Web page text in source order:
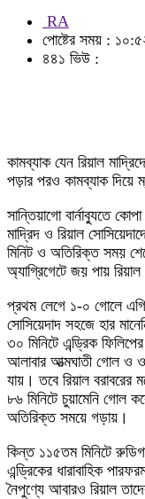
RA
পোষ্টের সময় :
৪৪১ ভিউ :
কামব্যাক যেন রিয়াল
পড়ার পরও কামব্যাক দিয়ে
সান্তিয়াগো বার্নাব্যুতে
মাদ্রিদ ও রিয়াল
মিনিট ও অতিরিক্ত সময়
অ্যাগ্রিগেটে জয় পায় রিয়াল
প্রথম লেগে ১-০ গোলে
সোসিয়েদাদ সহজে হার
৩০ মিনিটে এন্ড্রিক
আলাবার আত্মঘাতী গোল ও
যায়। তবে রিয়াল বরাবরের
৮৬ মিনিটে চুয়ামেনি গোল
অতিরিক্ত সময়ে গড়ায়।
কিন্ত ১১৫তম মিনিটে
এন্ড্রিকের ধারাবাহিক
নৈপুণ্যে আবারও রিয়াল